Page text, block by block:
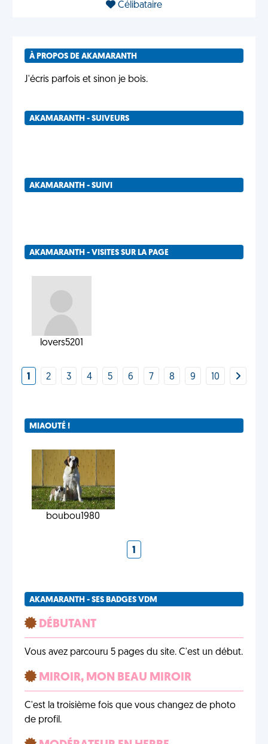
Célibataire
À PROPOS DE AKAMARANTH
J'écris parfois et sinon je bois.
AKAMARANTH - SUIVEURS
AKAMARANTH - SUIVI
AKAMARANTH - VISITES SUR LA PAGE
lovers5201
1 2 3 4 5 6 7 8 9 10
MIAOUTÉ !
boubou1980
1
AKAMARANTH - SES BADGES VDM
DÉBUTANT
Vous avez parcouru 5 pages du site. C'est un début.
MIROIR, MON BEAU MIROIR
C'est la troisième fois que vous changez de photo
de profil.